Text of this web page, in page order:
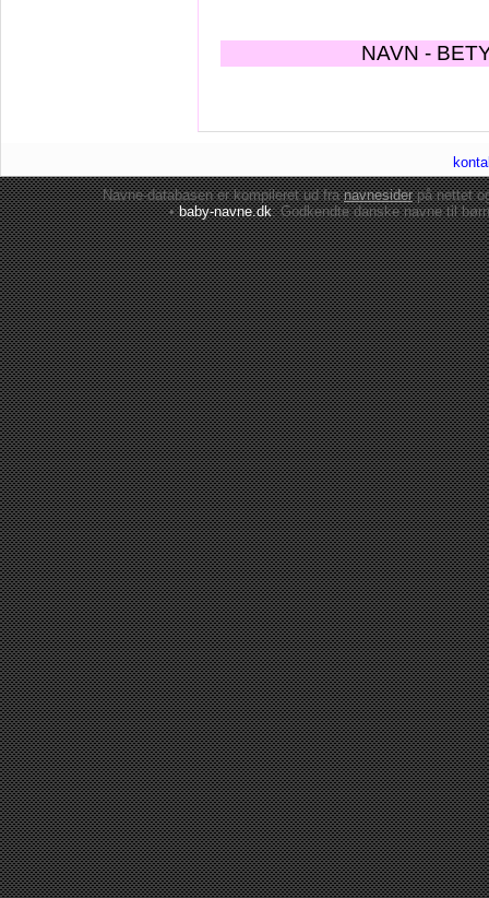
NAVN -
Navne-databasen er kompileret ud franavnesiderpå nettet
•baby-navne.dk: Godkendte danskenavne til børn